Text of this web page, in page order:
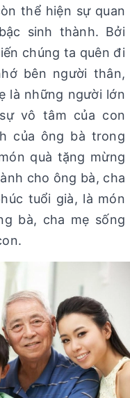
thể hiện sự quan
sinh thành. Bởi
chúng ta quên đi
bên người thân,
là những người lớn
vô tâm của con
của ông bà trong
quà tặng mừng
cho ông bà, cha
tuổi già, là món
bà, cha mẹ sống